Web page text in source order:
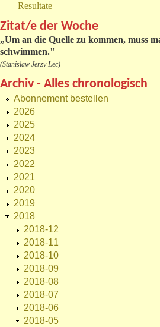
Resultate
Zitat/e der Woche
„Um an die Quelle zu kommen, muss
schwimmen."
(Stanislaw Jerzy Lec)
Archiv - Alles chronologisch
Abonnement bestellen
2026
2025
2024
2023
2022
2021
2020
2019
2018
2018-12
2018-11
2018-10
2018-09
2018-08
2018-07
2018-06
2018-05